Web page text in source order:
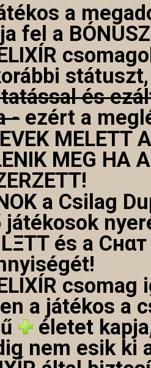
a
fel a
és
- ezért a
MELETT
MEG HA
a Csilag
és a
a játékos a
életet
nem esik ki